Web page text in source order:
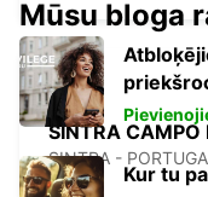
SINTRA CAMPO
SINTRA -
Mūsu bloga
Kur tu